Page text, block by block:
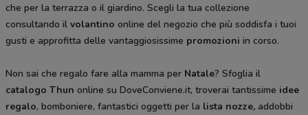
che per la terrazza o il giardino. Scegli la tua collezione
consultando il volantino online del negozio che più soddisfa i tuoi
gusti e approfitta delle vantaggiosissime promozioni in corso.
Non sai che regalo fare alla mamma per Natale? Sfoglia il
catalogo Thun online su DoveConviene.it, troverai tantissime idee
regalo, bomboniere, fantastici oggetti per la lista nozze, addobbi